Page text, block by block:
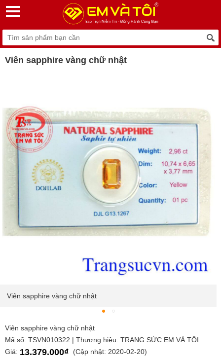
Viên sapphire vàng chữ nhật
Viên sapphire vàng chữ nhật
Viên sapphire vàng chữ nhật
Mã số: TSVN010322 | Thương hiệu: TRANG SỨC EM VÀ TÔI
Giá: 13.379.000₫
(Cập nhật: 2020-02-20)